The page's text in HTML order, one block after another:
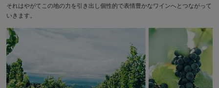
それはやがてこの地の力を引き出し個性的で表情豊かなワインへとつながって
いきます。